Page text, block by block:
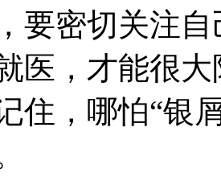
要密切关注
医，才能很
住，哪怕“银